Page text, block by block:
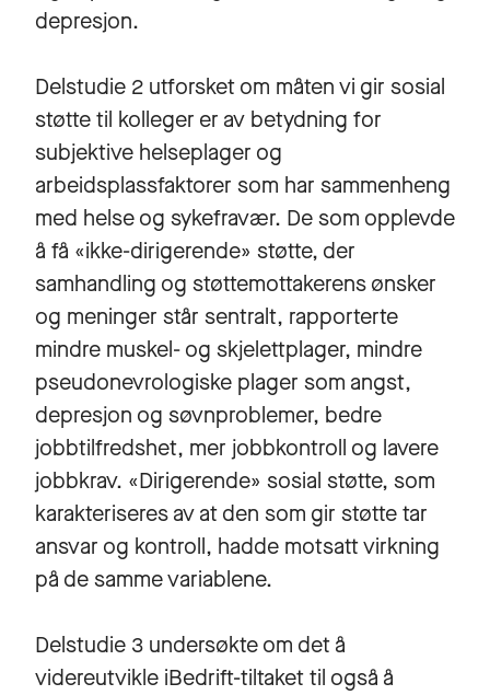
depresjon.
Delstudie 2 utforsket om måten vi gir sosial
støtte til kolleger er av betydning for
subjektive helseplager og
arbeidsplassfaktorer som har sammenheng
med helse og sykefravær. De som opplevde
å få «ikke-dirigerende» støtte, der
samhandling og støttemottakerens ønsker
og meninger står sentralt, rapporterte
mindre muskel- og skjelettplager, mindre
pseudonevrologiske plager som angst,
depresjon og søvnproblemer, bedre
jobbtilfredshet, mer jobbkontroll og lavere
jobbkrav. «Dirigerende» sosial støtte, som
karakteriseres av at den som gir støtte tar
ansvar og kontroll, hadde motsatt virkning
på de samme variablene.
Delstudie 3 undersøkte om det å
videreutvikle iBedrift-tiltaket til også å